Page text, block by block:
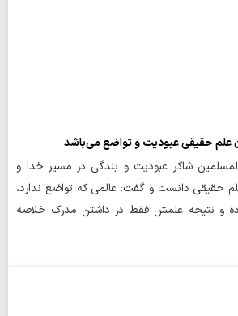
علم حقیقی عبودیت و تواضع می‌باشد
شاکر عبودیت و بندگی در مسیر خدا و
حقیقی دانست و گفت: عالمی که تواضع ندارد،
و نتیجه علمش فقط در داشتن مدرک خلاصه